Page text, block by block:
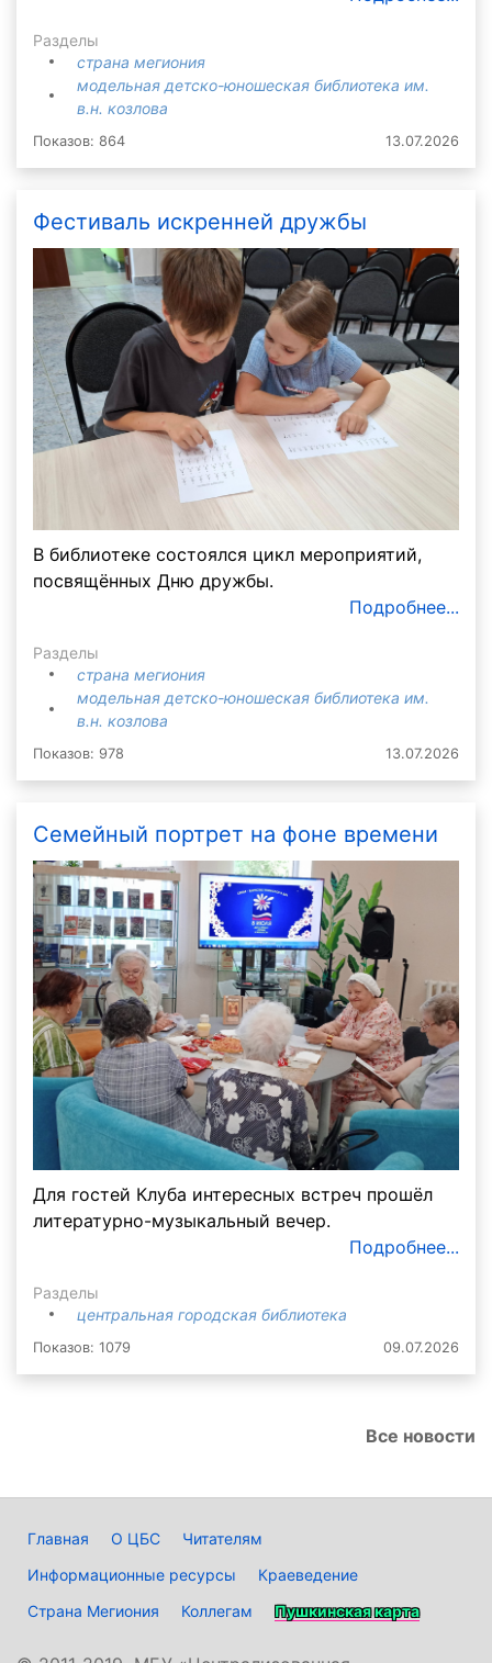
Разделы
страна мегиония
модельная детско-юношеская библиотека им.
в.н. козлова
Показов: 864 13.07.2026
Фестиваль искренней дружбы
В библиотеке состоялся цикл мероприятий,
посвящённых Дню дружбы.
Подробнее...
Разделы
страна мегиония
модельная детско-юношеская библиотека им.
в.н. козлова
Показов: 978 13.07.2026
Семейный портрет на фоне времени
Для гостей Клуба интересных встреч прошёл
литературно-музыкальный вечер.
Подробнее...
Разделы
центральная городская библиотека
Показов: 1079 09.07.2026
Все новости
Главная О ЦБС
Читателям
Информационные ресурсы
Краеведение
Страна Мегиония
Коллегам Пушкинская карта